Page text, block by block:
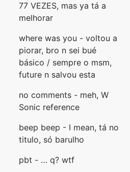
77 VEZES, mas ya tá a
melhorar
where was you - voltou a
piorar, bro n sei bué
básico / sempre o msm,
future n salvou esta
no comments - meh, W
Sonic reference
beep beep - I mean, tá no
titulo, só barulho
pbt - … q? wtf